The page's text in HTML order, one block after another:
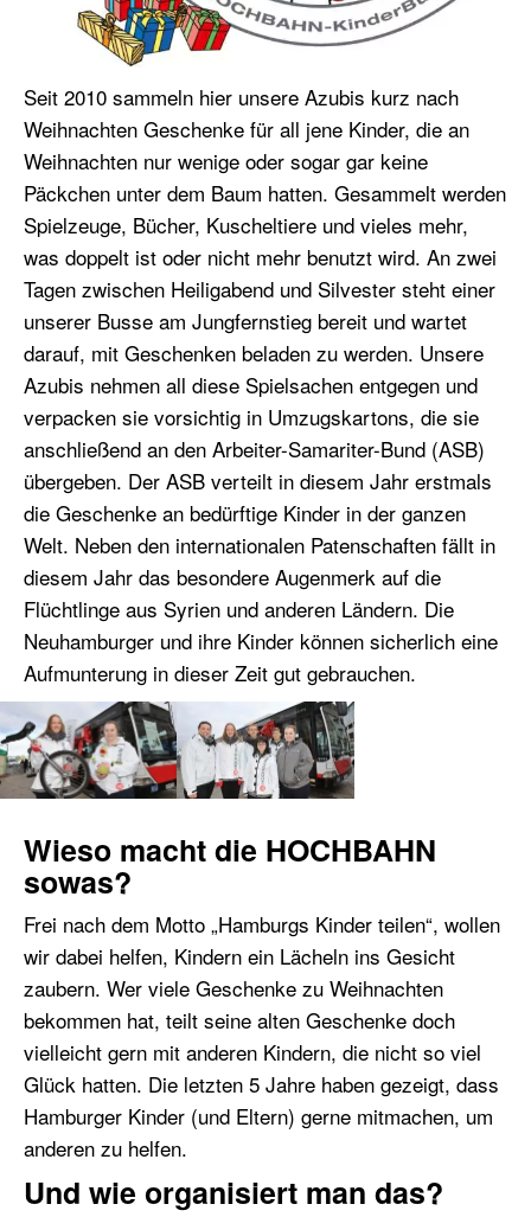
Seit 2010 sammeln hier unsere Azubis kurz nach
Weihnachten Geschenke für all jene Kinder, die an
Weihnachten nur wenige oder sogar gar keine
Päckchen unter dem Baum hatten. Gesammelt werden
Spielzeuge, Bücher, Kuscheltiere und vieles mehr,
was doppelt ist oder nicht mehr benutzt wird. An zwei
Tagen zwischen Heiligabend und Silvester steht einer
unserer Busse am Jungfernstieg bereit und wartet
darauf, mit Geschenken beladen zu werden. Unsere
Azubis nehmen all diese Spielsachen entgegen und
verpacken sie vorsichtig in Umzugskartons, die sie
anschließend an den Arbeiter-Samariter-Bund (ASB)
übergeben. Der ASB verteilt in diesem Jahr erstmals
die Geschenke an bedürftige Kinder in der ganzen
Welt. Neben den internationalen Patenschaften fällt in
diesem Jahr das besondere Augenmerk auf die
Flüchtlinge aus Syrien und anderen Ländern. Die
Neuhamburger und ihre Kinder können sicherlich eine
Aufmunterung in dieser Zeit gut gebrauchen.
Wieso macht die HOCHBAHN
sowas?
Frei nach dem Motto „Hamburgs Kinder teilen“, wollen
wir dabei helfen, Kindern ein Lächeln ins Gesicht
zaubern. Wer viele Geschenke zu Weihnachten
bekommen hat, teilt seine alten Geschenke doch
vielleicht gern mit anderen Kindern, die nicht so viel
Glück hatten. Die letzten 5 Jahre haben gezeigt, dass
Hamburger Kinder (und Eltern) gerne mitmachen, um
anderen zu helfen.
Und wie organisiert man das?